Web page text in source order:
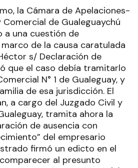
la Cámara de Apelaciones-
Comercial de Gualeguaychú
a una cuestión de
de la causa caratulada
s/ Declaración de
que el caso debía tramitarlo
N° 1 de Gualeguay, y
de esa jurisdicción. El
a cargo del Juzgado Civil y
tramita ahora la
de ausencia con
del empresario
firmó un edicto en el
al presunto